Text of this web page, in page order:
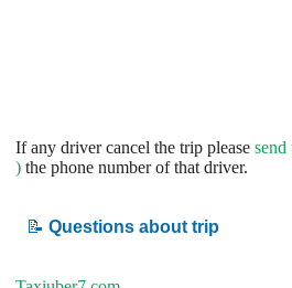
If any driver cancel the trip please send
) the phone number of that driver.
📝 Questions about trip